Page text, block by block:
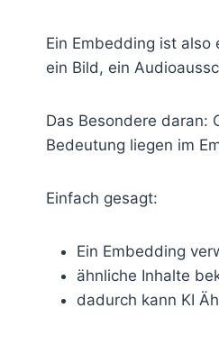
Ein Embedding ist
ein Bild, ein
Das Besondere daran:
Bedeutung liegen im
Einfach gesagt:
Ein Embedding
ähnliche Inhalte
dadurch kann KI